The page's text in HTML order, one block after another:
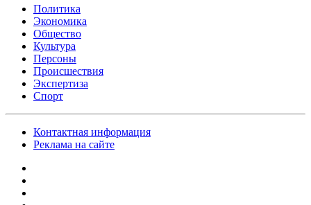
Политика
Экономика
Общество
Культура
Персоны
Происшествия
Экспертиза
Спорт
Контактная информация
Реклама на сайте